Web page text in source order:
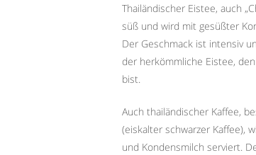
Thailändischer Eistee, auch
süß und wird mit gesüßter
Der Geschmack ist intensiv
der herkömmliche Eistee,
bist.
Auch thailändischer Kaffee,
(eiskalter schwarzer Kaffee),
und Kondensmilch serviert.